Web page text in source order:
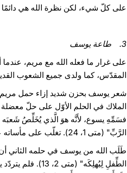
على كلّ شيء، لكن نظرة الله هي دائمًا
3. طاعة يوسف
على غرار ما فعله الله مع مريم،
المقدّس، كما ولدى جميع الشعوب
شعر يوسف بحزن شديد إزاء حمل مريم
الملاك في الحلم الأوّل على حلّ معضلة
الرَّبِّ" (متى 1، 24). تغلّب على مأساته عبر الطاعة، وأنقذ مريم.
طَلَب الله من يوسف في حلمه الثاني
الطِّفلِ لِيُهلِكَه"